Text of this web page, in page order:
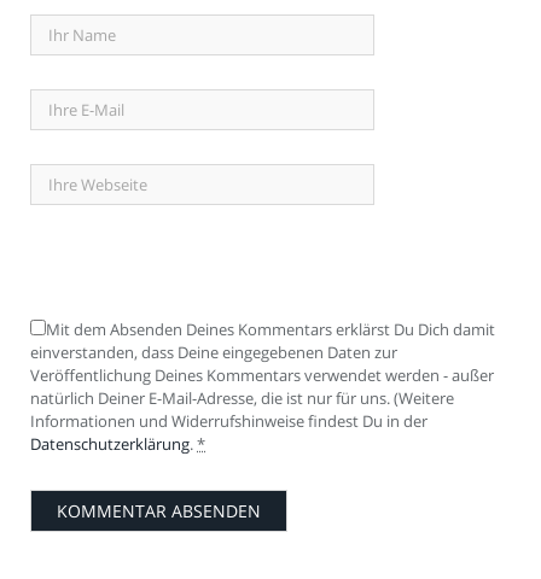
Mit dem Absenden Deines Kommentars erklärst Du Dich damit
einverstanden, dass Deine eingegebenen Daten zur
Veröffentlichung Deines Kommentars verwendet werden - außer
natürlich Deiner E-Mail-Adresse, die ist nur für uns. (Weitere
Informationen und Widerrufshinweise findest Du in der
Datenschutzerklärung.*